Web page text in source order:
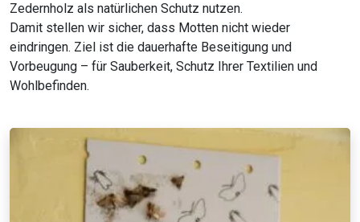
Zedernholz als natürlichen Schutz nutzen.
Damit stellen wir sicher, dass Motten nicht wieder
eindringen. Ziel ist die dauerhafte Beseitigung und
Vorbeugung – für Sauberkeit, Schutz Ihrer Textilien und
Wohlbefinden.